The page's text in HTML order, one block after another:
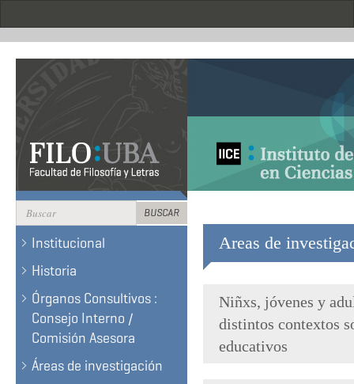
Formulario
de
BUSCAR
BUSCAR
Institucional
Historia
Órganos Consultivos :
Consejo Interno /
Comisión Asesora
Áreas de investigación
Areas de
Niñxs, jóvenes y
distintos contextos
educativos